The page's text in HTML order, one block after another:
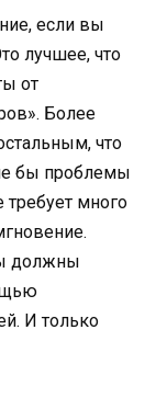
если вы
лучшее, что
от
Более
что
бы проблемы
требует много
должны
И только